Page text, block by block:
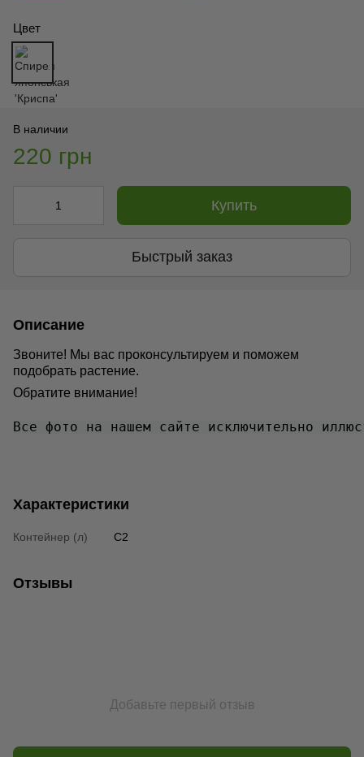
Цвет
В наличии
220 грн
Купить
Быстрый заказ
Описание
Звоните! Мы вас проконсультируем и поможем
подобрать растение.
Обратите внимание!
Все фото на нашем сайте исключительно
Характеристики
Контейнер (л) C2
Отзывы
Добавьте первый отзыв